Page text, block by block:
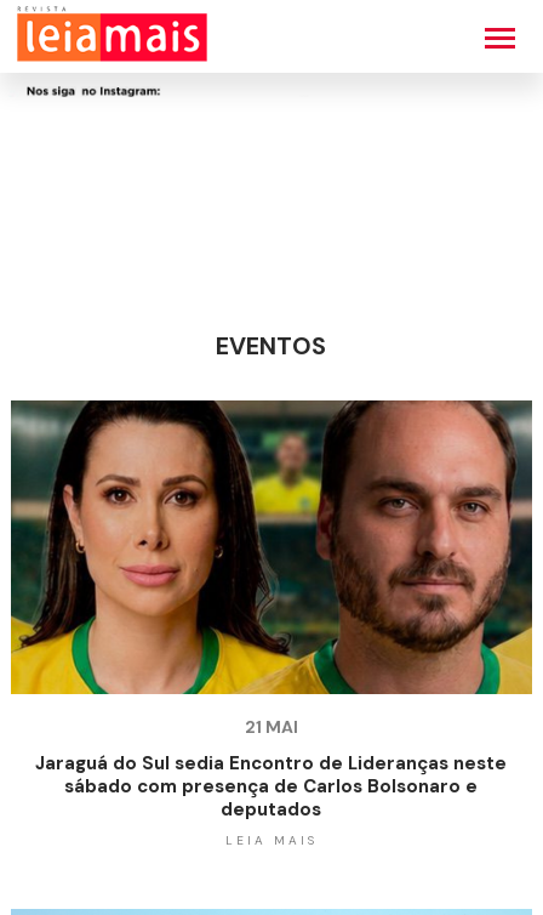
EVENTOS
21 MAI
Jaraguá do Sul sedia Encontro de Lideranças neste
sábado com presença de Carlos Bolsonaro e
deputados
LEIA MAIS